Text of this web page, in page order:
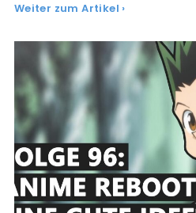
Weiter zum Artikel ›